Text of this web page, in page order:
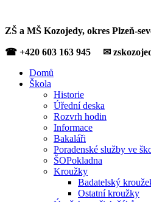
ZŠ a MŠ Kozojedy, okres Plzeň-
☎ +420 603 163 945 ✉
Domů
Škola
Historie
Úřední deska
Rozvrh hodin
Informace
Bakaláři
Poradenské služby ve
ŠOPokladna
Kroužky
Badatelský
Ostatní kroužky